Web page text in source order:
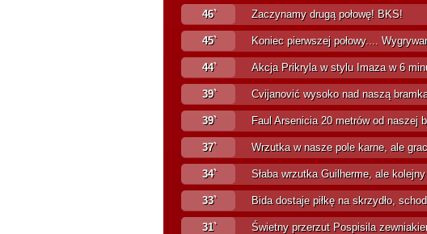
46` Zaczynamy drugą połowę! BKS!
45` Koniec pierwszej połowy....
44` Akcja Prikryla w stylu Imaza w 6
39` Cvijanović wysoko nad naszą
39` Faul Arsenicia 20 metrów od naszej
37` Wrzutka w nasze pole karne, ale
34` Słaba wrzutka Guilherme, ale
33` Bida dostaje piłkę na skrzydło,
31` Świetny przerzut Pospisila